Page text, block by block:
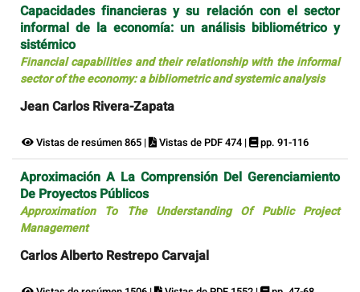
Capacidades financieras y su relación con el sector
informal de la economía: un análisis bibliométrico y
sistémico
Financial capabilities and their relationship with the informal
sector of the economy: a bibliometric and systemic analysis
Jean Carlos Rivera-Zapata
Vistas de resúmen 865 | Vistas de PDF 474 | pp. 91-116
Aproximación A La Comprensión Del Gerenciamiento
De Proyectos Públicos
Approximation To The Understanding Of Public Project
Management
Carlos Alberto Restrepo Carvajal